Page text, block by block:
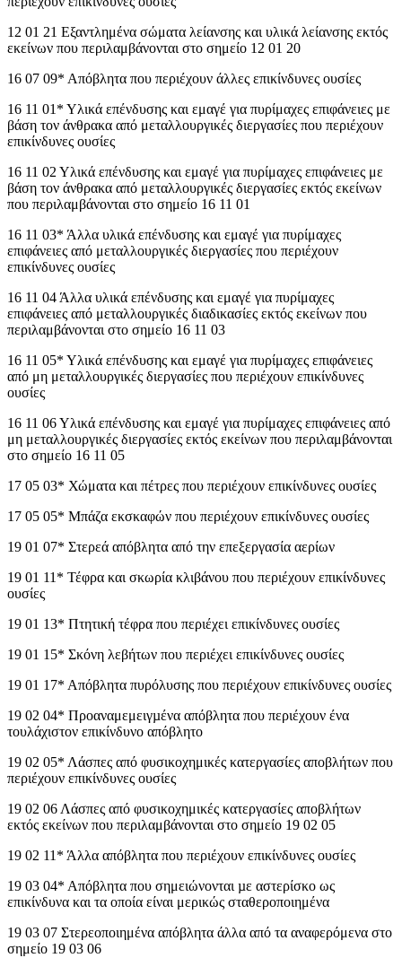
12 01 21 Εξαντλημένα σώματα λείανσης και υλικά λείανσης εκτός
εκείνων που περιλαμβάνονται στο σημείο 12 01 20
16 07 09* Απόβλητα που περιέχουν άλλες επικίνδυνες ουσίες
16 11 01* Υλικά επένδυσης και εμαγέ για πυρίμαχες επιφάνειες με
βάση τον άνθρακα από μεταλλουργικές διεργασίες που περιέχουν
επικίνδυνες ουσίες
16 11 02 Υλικά επένδυσης και εμαγέ για πυρίμαχες επιφάνειες με
βάση τον άνθρακα από μεταλλουργικές διεργασίες εκτός εκείνων
που περιλαμβάνονται στο σημείο 16 11 01
16 11 03* Άλλα υλικά επένδυσης και εμαγέ για πυρίμαχες
επιφάνειες από μεταλλουργικές διεργασίες που περιέχουν
επικίνδυνες ουσίες
16 11 04 Άλλα υλικά επένδυσης και εμαγέ για πυρίμαχες
επιφάνειες από μεταλλουργικές διαδικασίες εκτός εκείνων που
περιλαμβάνονται στο σημείο 16 11 03
16 11 05* Υλικά επένδυσης και εμαγέ για πυρίμαχες επιφάνειες
από μη μεταλλουργικές διεργασίες που περιέχουν επικίνδυνες
ουσίες
16 11 06 Υλικά επένδυσης και εμαγέ για πυρίμαχες επιφάνειες από
μη μεταλλουργικές διεργασίες εκτός εκείνων που περιλαμβάνονται
στο σημείο 16 11 05
17 05 03* Χώματα και πέτρες που περιέχουν επικίνδυνες ουσίες
17 05 05* Μπάζα εκσκαφών που περιέχουν επικίνδυνες ουσίες
19 01 07* Στερεά απόβλητα από την επεξεργασία αερίων
19 01 11* Τέφρα και σκωρία κλιβάνου που περιέχουν επικίνδυνες
ουσίες
19 01 13* Πτητική τέφρα που περιέχει επικίνδυνες ουσίες
19 01 15* Σκόνη λεβήτων που περιέχει επικίνδυνες ουσίες
19 01 17* Απόβλητα πυρόλυσης που περιέχουν επικίνδυνες ουσίες
19 02 04* Προαναμεμειγµένα απόβλητα που περιέχουν ένα
τουλάχιστον επικίνδυνο απόβλητο
19 02 05* Λάσπες από φυσικοχημικές κατεργασίες αποβλήτων που
περιέχουν επικίνδυνες ουσίες
19 02 06 Λάσπες από φυσικοχημικές κατεργασίες αποβλήτων
εκτός εκείνων που περιλαμβάνονται στο σημείο 19 02 05
19 02 11* Άλλα απόβλητα που περιέχουν επικίνδυνες ουσίες
19 03 04* Απόβλητα που σημειώνονται µε αστερίσκο ως
επικίνδυνα και τα οποία είναι μερικώς σταθεροποιημένα
19 03 07 Στερεοποιημένα απόβλητα άλλα από τα αναφερόμενα στο
σημείο 19 03 06